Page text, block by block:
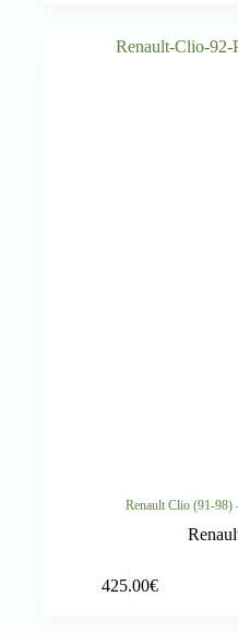
Renault Clio (91-98)
425.00€